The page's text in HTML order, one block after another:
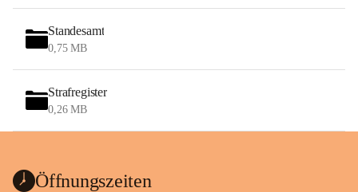
Standesamt
0,75 MB
Strafregister
0,26 MB
Öffnungszeiten